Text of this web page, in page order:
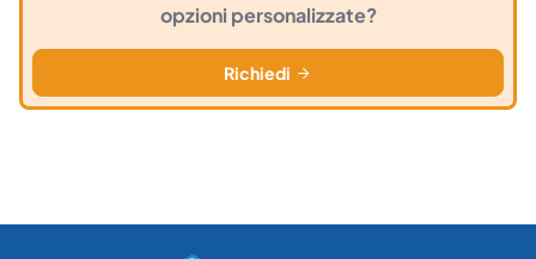
opzioni personalizzate?
Richiedi